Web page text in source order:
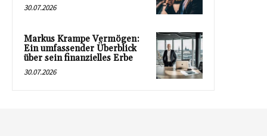
30.07.2026
Markus Krampe Vermögen:
Ein umfassender Überblick
über sein finanzielles Erbe
30.07.2026